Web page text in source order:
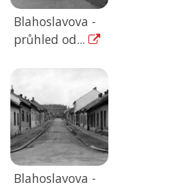
Blahoslavova -
průhled od...
Blahoslavova -